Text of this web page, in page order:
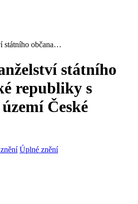
státního občana…
státního
republiky s
České
Úplné znění